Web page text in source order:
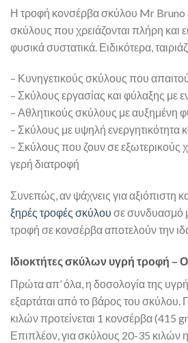
Η τροφή κονσέρβα σκύλου Mr Bruno
σκύλους που χρειάζονται πλήρη και
φυσικά συστατικά. Ειδικότερα,
– Κυνηγετικούς σκύλους που
– Σκύλους εργασίας και φύλαξης με
– Αθλητικούς σκύλους με αυξημένη
– Σκύλους με υψηλή ενεργητικότητα
– Σκύλους που ζουν σε εξωτερικούς
γερή διατροφή
Συνεπώς, αν ψάχνεις για αξιόπιστη
ξηρές τροφές σκύλου σε συνδυασμό
τροφή σε κονσέρβα αποτελούν την
Ιδιοκτήτες σκύλων υγρή τροφή –
Πρώτα απ’ όλα, η δοσολογία της
εξαρτάται από το βάρος του σκύλου.
κιλών προτείνεται 1 κονσέρβα (415
Επιπλέον, για σκύλους 20-35 κιλών